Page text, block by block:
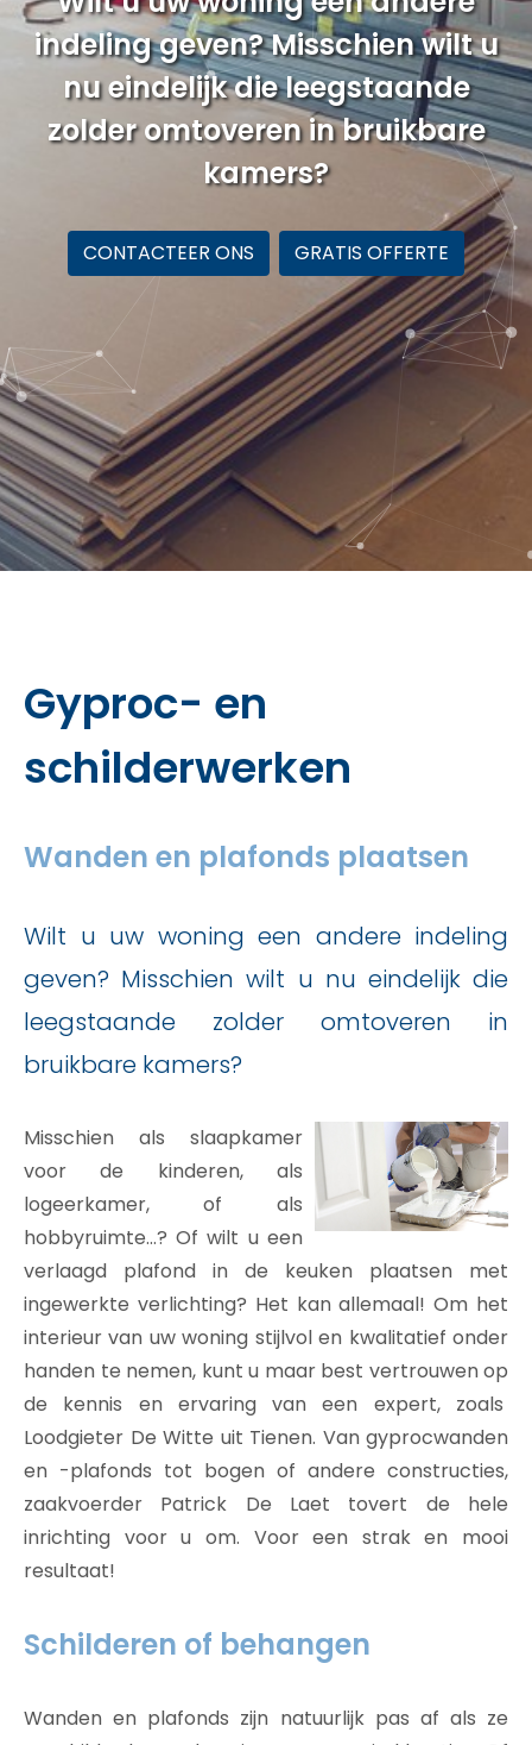
indeling geven? Misschien wilt u
nu eindelijk die leegstaande
zolder omtoveren in bruikbare
kamers?
CONTACTEER ONS GRATIS OFFERTE
Gyproc- en
schilderwerken
Wanden en plafonds plaatsen
Wilt u uw woning een andere indeling
geven? Misschien wilt u nu eindelijk die
leegstaande zolder omtoveren in
bruikbare kamers?
Misschien als slaapkamer
voor de kinderen, als
logeerkamer, of als
hobbyruimte…? Of wilt u een
verlaagd plafond in de keuken plaatsen met
ingewerkte verlichting? Het kan allemaal! Om het
interieur van uw woning stijlvol en kwalitatief onder
handen te nemen, kunt u maar best vertrouwen op
de kennis en ervaring van een expert, zoals
Loodgieter De Witte uit Tienen. Van gyprocwanden
en -plafonds tot bogen of andere constructies,
zaakvoerder Patrick De Laet tovert de hele
inrichting voor u om. Voor een strak en mooi
resultaat!
Schilderen of behangen
Wanden en plafonds zijn natuurlijk pas af als ze